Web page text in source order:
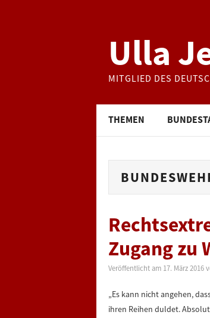
Ulla
MITGLIED DES
THEMEN
Zugang zu
Veröffentlicht am 17. März 2016
„Es kann nicht angehen,
ihren Reihen duldet.